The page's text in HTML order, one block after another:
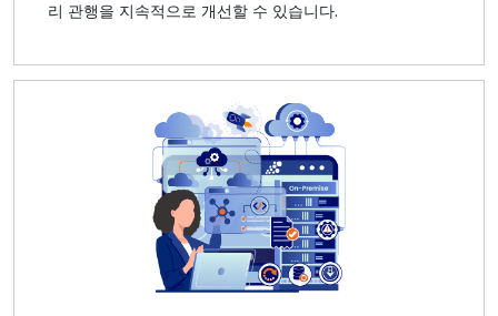
리 관행을 지속적으로 개선할 수 있습니다.